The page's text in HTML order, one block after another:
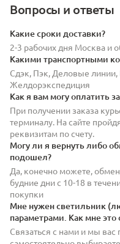
Вопросы и ответы
Какие сроки доставки?
2-3 рабочих дня Москва и
Какими транспортными
Сдэк, Пэк, Деловые линии,
Желдорэкспедиция
Как я вам могу оплатить
При получении заказа
терминалу. На сайте
реквизитам по счету.
Могу ли я вернуть либо
подошел?
Да, конечно можете,
будние дни с 10-18 в
покупки
Мне нужен светильник
параметрами. Как мне это
Связаться с нами и мы вас